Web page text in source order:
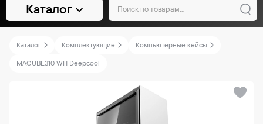
Каталог
Каталог Комплектующие
Компьютерные кейсы
MACUBE310 WH Deepcool